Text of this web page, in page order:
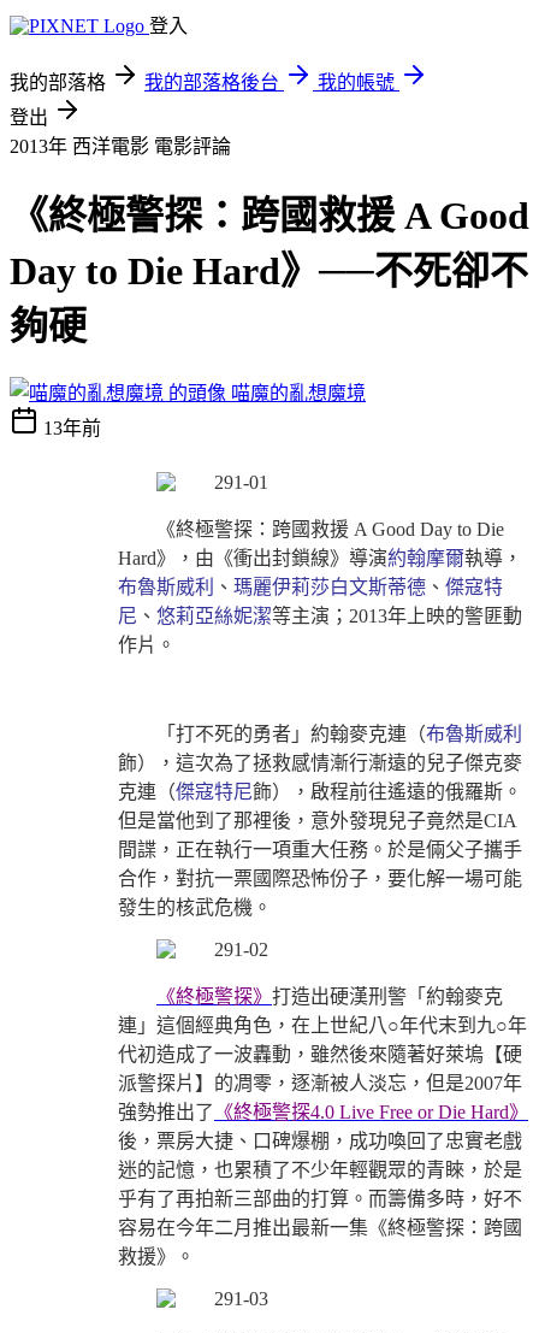
登入
我的部落格 我的部落格後台
我的帳號
登出
2013年 西洋電影 電影評論
《終極警探：跨國救援 A Good
Day to Die Hard》──不死卻不
夠硬
喵魔的亂想魔境
13年前
《終極警探：跨國救援 A Good Day to Die
Hard》，由《衝出封鎖線》導演約翰摩爾執導，
布魯斯威利
、 瑪麗伊莉莎白文斯蒂德 、 傑寇特
尼 、 悠莉亞絲妮潔等主演；2013年上映的警匪動
作片。
「打不死的勇者」約翰麥克連（布魯斯威利
飾），這次為了拯救感情漸行漸遠的兒子傑克麥
克連（傑寇特尼飾），啟程前往遙遠的俄羅斯。
但是當他到了那裡後，意外發現兒子竟然是CIA
間諜，正在執行一項重大任務。於是倆父子攜手
合作，對抗一票國際恐怖份子，要化解一場可能
發生的核武危機。
《終極警探》 打造出硬漢刑警「約翰麥克
連」這個經典角色，在上世紀八○年代末到九○年
代初造成了一波轟動，雖然後來隨著好萊塢【硬
派警探片】的凋零，逐漸被人淡忘，但是2007年
強勢推出了 《終極警探4.0 Live Free or Die Hard》
後，票房大捷、口碑爆棚，成功喚回了忠實老戲
迷的記憶，也累積了不少年輕觀眾的青睞，於是
乎有了再拍新三部曲的打算。而籌備多時，好不
容易在今年二月推出最新一集《終極警探：跨國
救援》。